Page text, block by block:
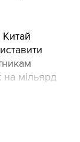
на мільярд
і чи є